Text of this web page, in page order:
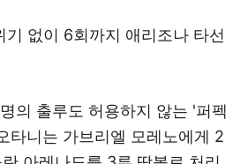
기 없이 6회까지 애리조나 타선
의 출루도 허용하지 않는 '퍼펙
타니는 가브리엘 모레노에게 2